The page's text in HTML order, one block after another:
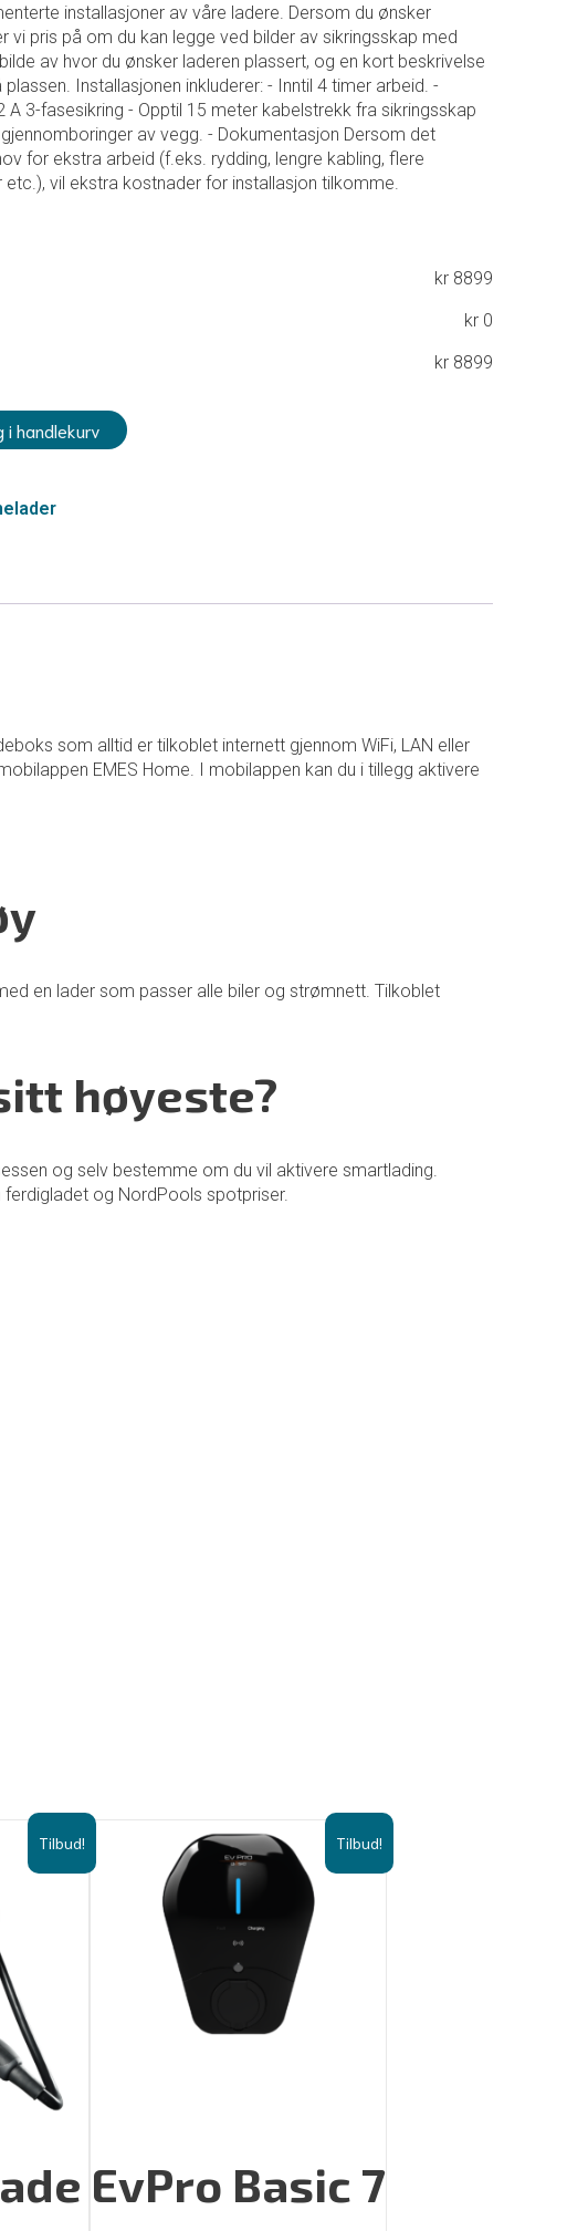
installasjoner av våre ladere. Dersom du ønsker
vi pris på om du kan legge ved bilder av sikringsskap med
av hvor du ønsker laderen plassert, og en kort beskrivelse
Installasjonen inkluderer: - Inntil 4 timer arbeid. -
A 3-fasesikring - Opptil 15 meter kabelstrekk fra sikringsskap
av vegg. - Dokumentasjon Dersom det
for ekstra arbeid (f.eks. rydding, lengre kabling, flere
etc.), vil ekstra kostnader for installasjon tilkomme.
kr 8899
kr 0
kr 8899
i handlekurv
som alltid er tilkoblet internett gjennom WiFi, LAN eller
EMES Home. I mobilappen kan du i tillegg aktivere
en lader som passer alle biler og strømnett. Tilkoblet
høyeste?
og selv bestemme om du vil aktivere smartlading.
ferdigladet og NordPools spotpriser.
Tilbud! Tilbud!
EvPro Basic 7